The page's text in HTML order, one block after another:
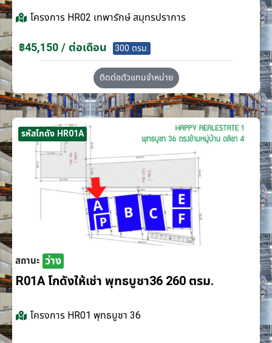
โครงการ HR02 เทพารักษ์ สมุทรปราการ
฿45,150 / ต่อเดือน 300 ตรม.
ติดต่อตัวแทนจำหน่าย
รหัสโกดัง HR01A
สถานะ ว่าง
R01A โกดังให้เช่า พุทธบูชา36 260 ตรม.
โครงการ HR01 พุทธบูชา 36